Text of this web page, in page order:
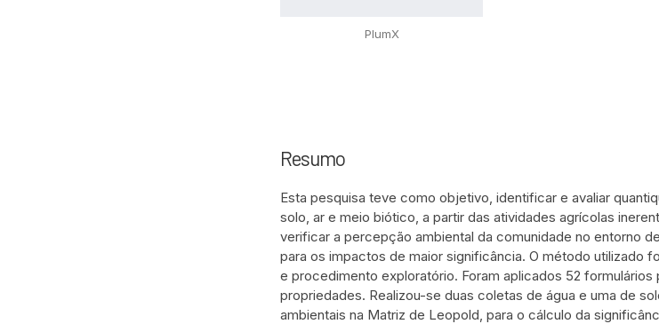
PlumX
Resumo
Esta pesquisa teve como objetivo, identificar e avaliar
solo, ar e meio biótico, a partir das atividades agrícolas
verificar a percepção ambiental da comunidade no entorno
para os impactos de maior significância. O método utilizado
e procedimento exploratório. Foram aplicados 52
propriedades. Realizou-se duas coletas de água e uma de
ambientais na Matriz de Leopold, para o cálculo da